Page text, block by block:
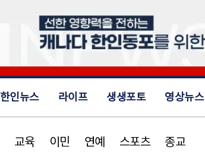
한인뉴스 라이프 생생포토 영상뉴스
교육 이민 연예 스포츠 종교